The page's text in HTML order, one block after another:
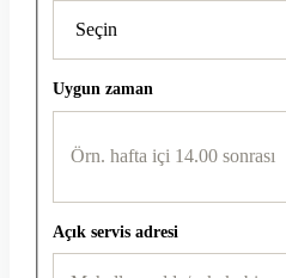
Uygun zaman
Açık servis adresi